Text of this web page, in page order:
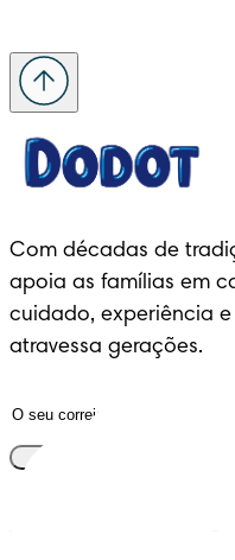
Com décadas de
apoia as famílias em
cuidado, experiência
atravessa gerações.